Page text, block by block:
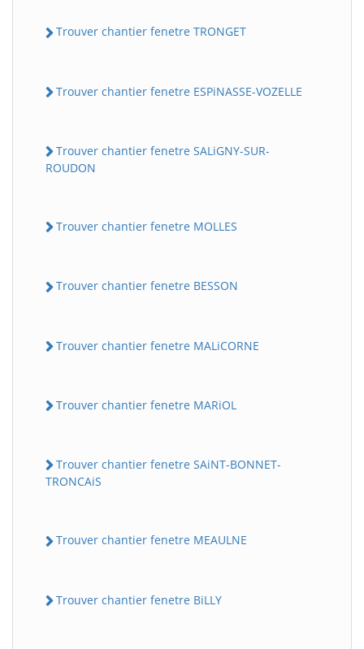
Trouver chantier fenetre TRONGET
Trouver chantier fenetre ESPiNASSE-VOZELLE
Trouver chantier fenetre SALiGNY-SUR-
ROUDON
Trouver chantier fenetre MOLLES
Trouver chantier fenetre BESSON
Trouver chantier fenetre MALiCORNE
Trouver chantier fenetre MARiOL
Trouver chantier fenetre SAiNT-BONNET-
TRONCAiS
Trouver chantier fenetre MEAULNE
Trouver chantier fenetre BiLLY